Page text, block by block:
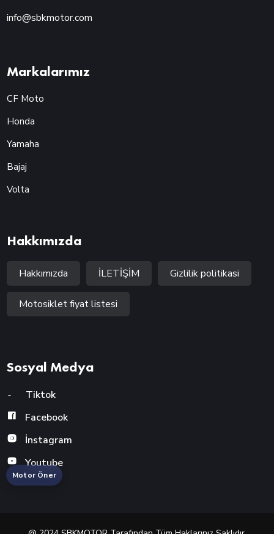
info@sbkmotor.com
Markalarımız
CF Moto
Honda
Yamaha
Bajaj
Volta
Hakkımızda
Hakkımızda İLETİŞİM Gizlilik politikasi
Motosiklet fiyat listesi
Sosyal Medya
-
Tiktok
Facebook
İnstagram
Youtube
Motor Öner